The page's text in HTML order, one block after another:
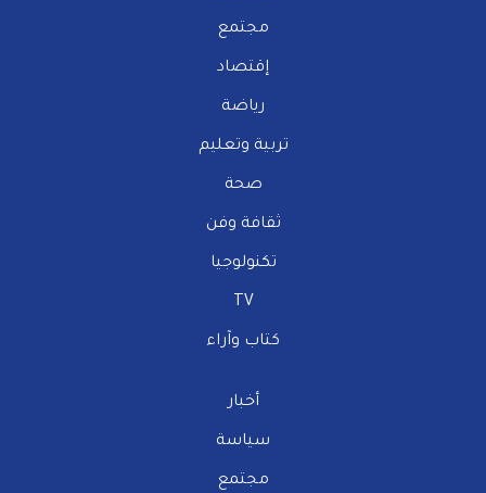
مجتمع
إقتصاد
رياضة
تربية وتعليم
صحة
ثقافة وفن
تكنولوجيا
TV
كتاب وآراء
أخبار
سياسة
مجتمع